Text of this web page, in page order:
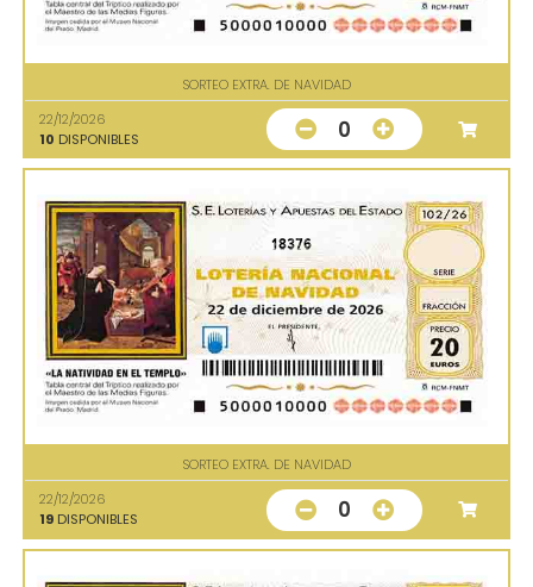
SORTEO EXTRA. DE NAVIDAD
22/12/2026
10 DISPONIBLES 0
18376
SORTEO EXTRA. DE NAVIDAD
22/12/2026
19 DISPONIBLES 0